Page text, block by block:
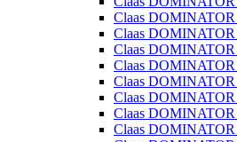
Claas DOMINATOR
Claas
Claas DOMINATOR
Claas DOMINATOR
Claas DOMINATOR
Claas DOMINATOR
Claas DOMINATOR
Claas DOMINATOR